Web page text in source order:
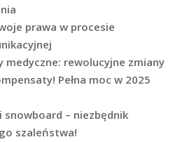
prawa w procesie
medyczne: rewolucyjne zmiany
Pełna moc w 2025
snowboard – niezbędnik
szaleństwa!